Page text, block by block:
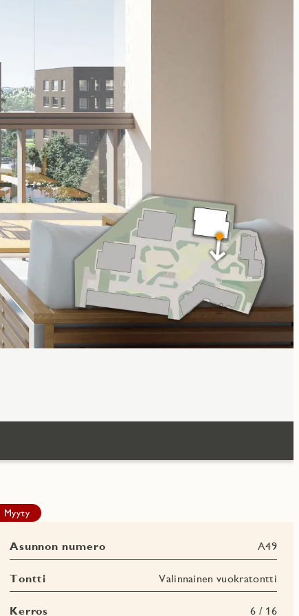
Myyty
Asunnon numero A49
Tontti Valinnainen vuokratontti
Kerros 6 / 16